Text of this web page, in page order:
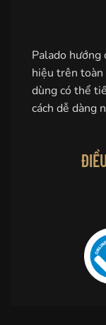
Palado
hiệu trên
dùng có thể
cách dễ dàng